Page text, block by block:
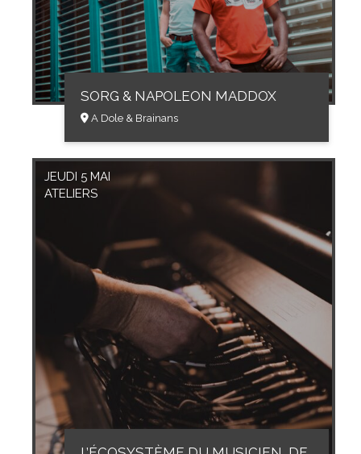
SORG & NAPOLEON MADDOX
A Dole & Brainans
JEUDI 5 MAI
ATELIERS